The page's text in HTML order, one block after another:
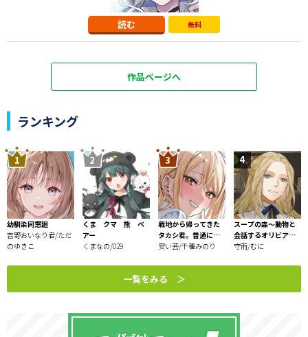
読む 無料
作品ページへ
ランキング
幼馴染同窓廻
吉野おいなり君/ただ
のゆきこ
くま クマ 熊 ベ
アー
くまなの/029
戦地から帰ってきた
タカシ君。普通に高
校生活を送りたい
安い芸/千種みのり
スープの森～動物と
会話するオリビアと
元傭兵アーサーの物
守雨/むに
一覧をみる ＞